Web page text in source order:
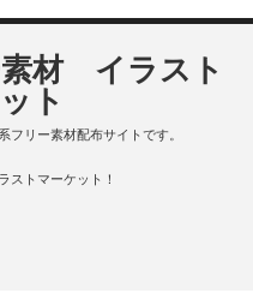
材 イラスト
ト
フリー素材配布サイトです。
ストマーケット！